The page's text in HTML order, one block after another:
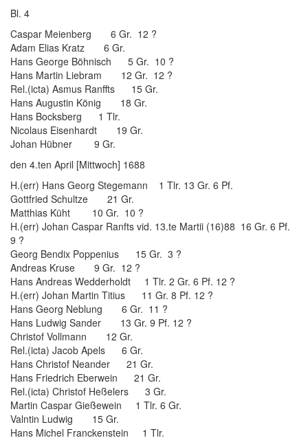
Bl. 4
Caspar Meienberg 6 Gr. 12 ?
Adam Elias Kratz 6 Gr.
Hans George Böhnisch 5 Gr. 10 ?
Hans Martin Liebram 12 Gr. 12 ?
Rel.(icta) Asmus Ranffts 15 Gr.
Hans Augustin König 18 Gr.
Hans Bocksberg 1 Tlr.
Nicolaus Eisenhardt 19 Gr.
Johan Hübner 9 Gr.
den 4.ten April [Mittwoch] 1688
H.(err) Hans Georg Stegemann 1 Tlr. 13 Gr. 6 Pf.
Gottfried Schultze 21 Gr.
Matthias Küht 10 Gr. 10 ?
H.(err) Johan Caspar Ranfts vid. 13.te Martii (16)88 16 Gr. 6 Pf.
9 ?
Georg Bendix Poppenius 15 Gr. 3 ?
Andreas Kruse 9 Gr. 12 ?
Hans Andreas Wedderholdt 1 Tlr. 2 Gr. 6 Pf. 12 ?
H.(err) Johan Martin Titius 11 Gr. 8 Pf. 12 ?
Hans Georg Neblung 6 Gr. 11 ?
Hans Ludwig Sander 13 Gr. 9 Pf. 12 ?
Christof Vollmann 12 Gr.
Rel.(icta) Jacob Apels 6 Gr.
Hans Christof Neander 21 Gr.
Hans Friedrich Eberwein 21 Gr.
Rel.(icta) Christof Heßelers 3 Gr.
Martin Caspar Gießewein 1 Tlr. 6 Gr.
Valntin Ludwig 15 Gr.
Hans Michel Franckenstein 1 Tlr.